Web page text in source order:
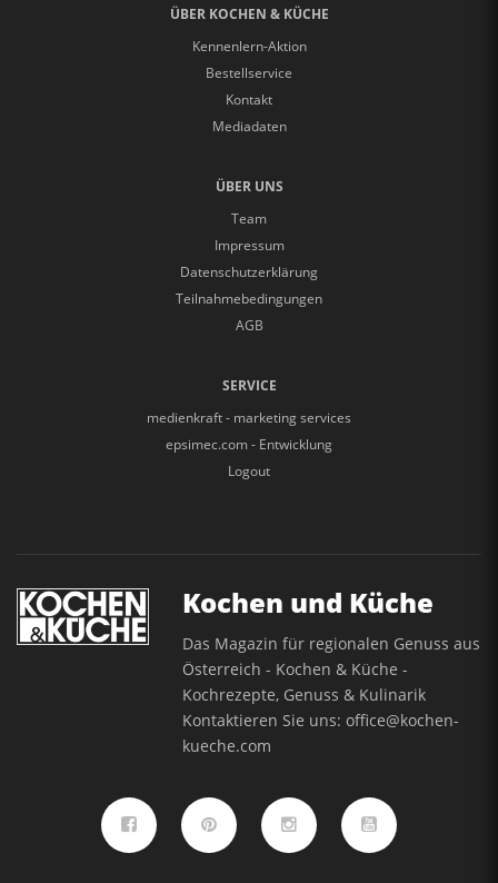
ÜBER KOCHEN & KÜCHE
Kennenlern-Aktion
Bestellservice
Kontakt
Mediadaten
ÜBER UNS
Team
Impressum
Datenschutzerklärung
Teilnahmebedingungen
AGB
SERVICE
medienkraft - marketing services
epsimec.com - Entwicklung
Logout
Kochen und Küche
Das Magazin für regionalen Genuss aus
Österreich - Kochen & Küche -
Kochrezepte, Genuss & Kulinarik
Kontaktieren Sie uns:office@kochen-
kueche.com